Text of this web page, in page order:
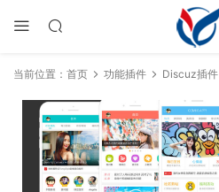
当前位置： 首页 功能插件 Discuz插件